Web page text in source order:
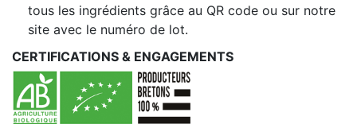
tous les ingrédients grâce au QR code ou sur notre
site avec le numéro de lot.
CERTIFICATIONS & ENGAGEMENTS